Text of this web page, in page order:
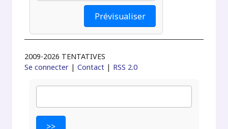
2009-2026 TENTATIVES
Se connecter |Contact | RSS 2.0